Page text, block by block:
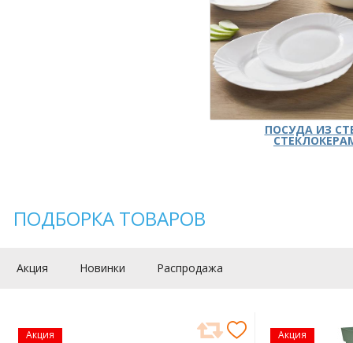
ПОСУДА ИЗ
ПОДБОРКА ТОВАРОВ
Акция Новинки Распродажа
Акция Акция